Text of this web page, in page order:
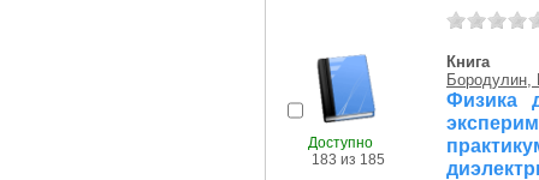
Доступно
183 из 185
Книга
Физика